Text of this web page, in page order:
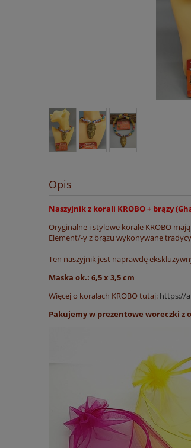
Opis
Naszyjnik z korali KROBO + brązy
Oryginalne i stylowe korale KROBO
Element/-y z brązu wykonywane
Ten naszyjnik jest naprawdę
Maska ok.: 6,5 x 3,5 cm
Więcej o koralach KROBO tutaj: https://
Pakujemy w prezentowe woreczki z